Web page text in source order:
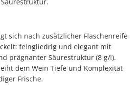
sich nach zusätzlicher Flaschenreife
feingliedrig und elegant mit
prägnanter Säurestruktur (8 g/l).
dem Wein Tiefe und Komplexität
Frische.